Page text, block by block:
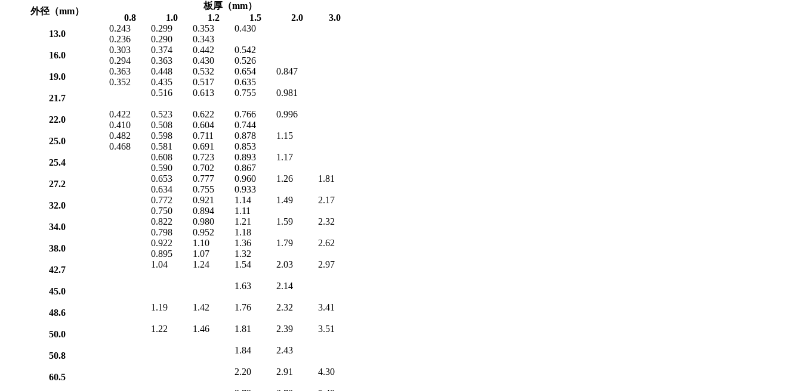
外径（mm）
板厚（mm）
0.8
1.0 1.2 1.5 2.0
3.0
13.0
0.243 0.299 0.353
0.430
0.236
0.290
0.343
16.0
0.303 0.374 0.442
0.542
0.294
0.363 0.430
0.526
19.0
0.363 0.448 0.532 0.654
0.847
0.352
0.435 0.517
0.635
21.7
0.516 0.613 0.755 0.981
22.0
0.422 0.523 0.622 0.766
0.996
0.410
0.508 0.604
0.744
25.0
0.482 0.598 0.711 0.878
1.15
0.468
0.581 0.691
0.853
25.4
0.608 0.723 0.893
1.17
0.590
0.702
0.867
27.2
0.653 0.777 0.960 1.26
1.81
0.634
0.755
0.933
32.0
0.772 0.921 1.14 1.49
2.17
0.750
0.894
1.11
34.0
0.822 0.980 1.21 1.59
2.32
0.798
0.952
1.18
38.0
0.922 1.10 1.36 1.79
2.62
0.895
1.07
1.32
42.7
1.04 1.24 1.54 2.03 2.97
45.0
1.63 2.14
48.6
1.19 1.42 1.76 2.32 3.41
50.0
1.22 1.46 1.81 2.39 3.51
50.8
1.84 2.43
60.5
2.20 2.91 4.30